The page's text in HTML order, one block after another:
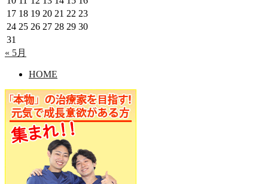
17 18 19 20 21 22 23
24 25 26 27 28 29 30
31
« 5月
HOME